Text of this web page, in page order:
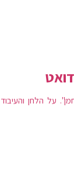
על הלחן והעיבוד